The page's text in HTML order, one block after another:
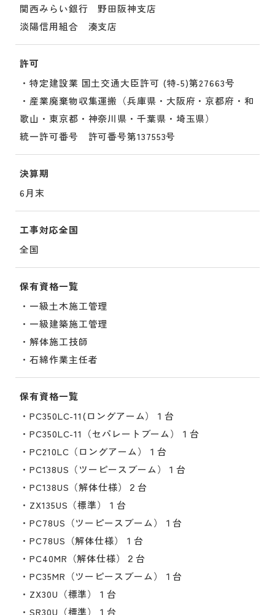
関西みらい銀行 野田阪神支店
淡陽信用組合 湊支店
許可
・特定建設業 国土交通大臣許可 (特-5)第27663号
・産業廃棄物収集運搬（兵庫県・大阪府・京都府・和
歌山・東京都・神奈川県・千葉県・埼玉県）
統一許可番号 許可番号第137553号
決算期
6月末
工事対応全国
全国
保有資格一覧
・一級土木施工管理
・一級建築施工管理
・解体施工技師
・石綿作業主任者
保有資格一覧
・PC350LC-11(ロングアーム）１台
・PC350LC-11（セパレートブーム）１台
・PC210LC（ロングアーム）１台
・PC138US（ツーピースブーム）１台
・PC138US（解体仕様）２台
・ZX135US（標準）１台
・PC78US（ツーピースブーム）１台
・PC78US（解体仕様）１台
・PC40MR（解体仕様）２台
・PC35MR（ツーピースブーム）１台
・ZX30U（標準）１台
・SR30U（標準）１台